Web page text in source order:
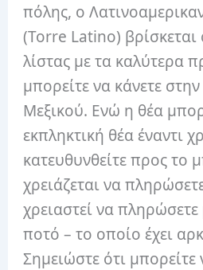
πόλης, ο
(Torre Latino)
λίστας με τα καλύτερα
μπορείτε να κάνετε
Μεξικού. Ενώ η θέα
εκπληκτική θέα έναντι
κατευθυνθείτε προς το
χρειάζεται να
χρειαστεί να
ποτό – το οποίο έχει
Σημειώστε ότι